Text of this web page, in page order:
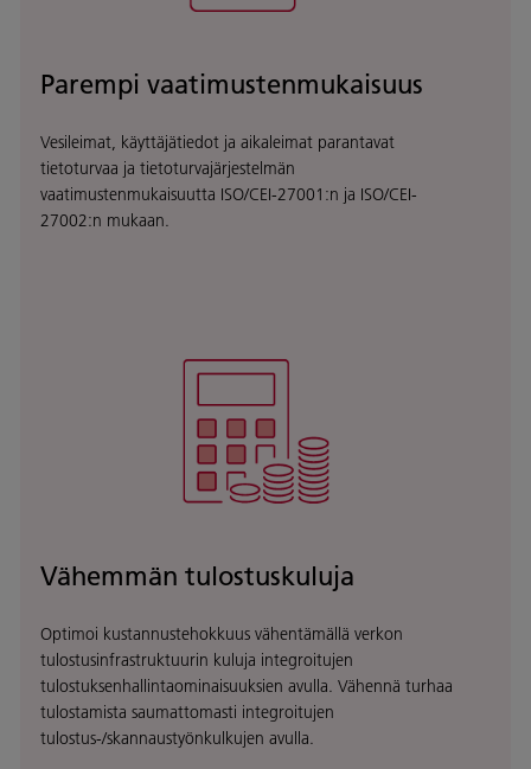
Parempi vaatimustenmukaisuus
Vesileimat, käyttäjätiedot ja aikaleimat parantavat
tietoturvaa ja tietoturvajärjestelmän
vaatimustenmukaisuutta ISO/CEI-27001:n ja ISO/CEI-
27002:n mukaan.
Vähemmän tulostuskuluja
Optimoi kustannustehokkuus vähentämällä verkon
tulostusinfrastruktuurin kuluja integroitujen
tulostuksenhallintaominaisuuksien avulla. Vähennä turhaa
tulostamista saumattomasti integroitujen
tulostus-/skannaustyönkulkujen avulla.